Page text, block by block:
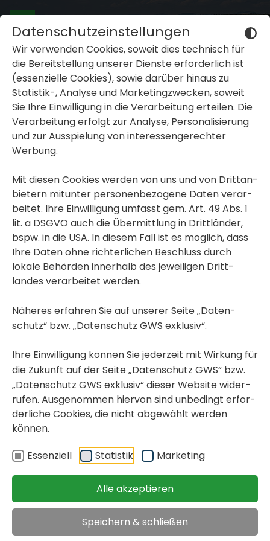
Datenschutzeinstellungen
Wir verwenden Cookies, soweit dies tech­nisch für
die Bereit­stel­lung unserer Dienste erfor­der­lich ist
(essen­zi­elle Cookies), sowie darüber hinaus zu
Statistik-, Analyse und Marke­ting­zwe­cken, soweit
Sie Ihre Einwil­li­gung in die Verar­bei­tung erteilen. Die
Verar­bei­tung erfolgt zur Analyse, Perso­na­li­sie­rung
und zur Ausspie­lung von inter­es­sen­ge­rechter
Werbung.
Mit diesen Cookies werden von uns und von Dritt­an­
bie­tern mitunter perso­nen­be­zo­gene Daten verar­
beitet. Ihre Einwil­li­gung umfasst gem. Art. 49 Abs. 1
lit. a DSGVO auch die Übermitt­lung in Dritt­länder,
bspw. in die USA. In diesem Fall ist es möglich, dass
Ihre Daten ohne rich­ter­li­chen Beschluss durch
lokale Behörden inner­halb des jewei­ligen Dritt­
landes verar­beitet werden.
Näheres erfahren Sie auf unserer Seite „Daten­
schutz“ bzw. „Daten­schutz GWS exklusiv“.
Ihre Einwil­li­gung können Sie jeder­zeit mit Wirkung für
die Zukunft auf der Seite „Daten­schutz GWS“ bzw.
„Daten­schutz GWS exklusiv“ dieser Website wider­
rufen. Ausge­nommen hiervon sind unbe­dingt erfor­
der­liche Cookies, die nicht abge­wählt werden
können.
Essen­ziell
Statistik Marke­ting
Alle akzeptieren
Speichern & schließen
oder ausblenden
oder ausblenden
oder ausblenden
< Wohn­pro­jekte in Bau
HART­BERG-FÜRS­TEN­FELD, ILZ
Haupt­straße 368 / 10
geför­derte Miet­woh­nung mit Kauf­op­tion
< zurück
Objekt merken
€ 992,78